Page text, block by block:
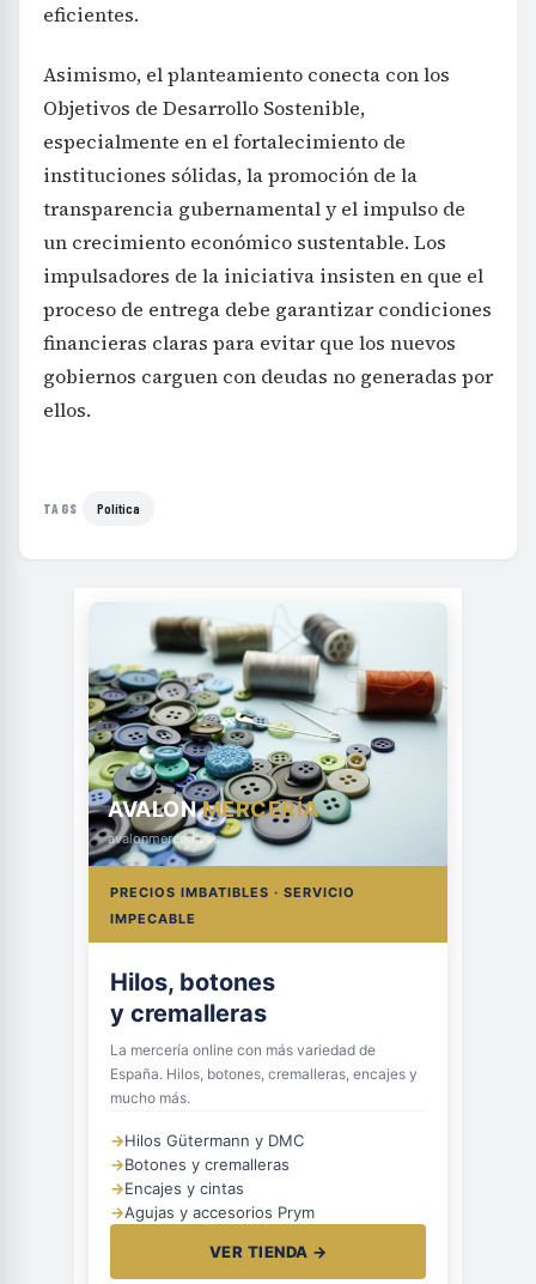
eficientes.
Asimismo, el planteamiento conecta con los
Objetivos de Desarrollo Sostenible,
especialmente en el fortalecimiento de
instituciones sólidas, la promoción de la
transparencia gubernamental y el impulso de
un crecimiento económico sustentable. Los
impulsadores de la iniciativa insisten en que el
proceso de entrega debe garantizar condiciones
financieras claras para evitar que los nuevos
gobiernos carguen con deudas no generadas por
ellos.
TAGS Política
AVALONMERCERÍA
avalonmerceria.es
PRECIOS IMBATIBLES · SERVICIO
IMPECABLE
Hilos, botones
y cremalleras
La mercería online con más variedad de
España. Hilos, botones, cremalleras, encajes y
mucho más.
→Hilos Gütermann y DMC
→Botones y cremalleras
→Encajes y cintas
→Agujas y accesorios Prym
VER TIENDA →